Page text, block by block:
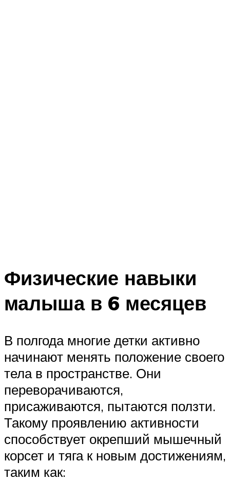
Физические навыки
малыша в 6 месяцев
В полгода многие детки активно
начинают менять положение своего
тела в пространстве. Они
переворачиваются,
присаживаются, пытаются ползти.
Такому проявлению активности
способствует окрепший мышечный
корсет и тяга к новым достижениям,
таким как: